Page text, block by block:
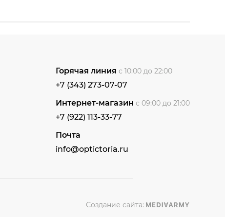
Горячая линия с 10:00 до 22:00
+7 (343) 273-07-07
Интернет-магазин с 09:00 до 21:00
+7 (922) 113-33-77
Почта
info@optictoria.ru
Создание сайта: